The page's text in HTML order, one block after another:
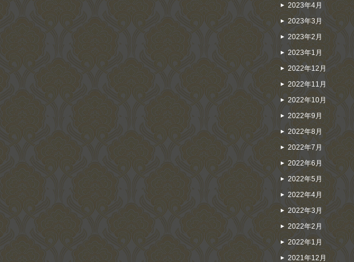
2023年4月
2023年3月
2023年2月
2023年1月
2022年12月
2022年11月
2022年10月
2022年9月
2022年8月
2022年7月
2022年6月
2022年5月
2022年4月
2022年3月
2022年2月
2022年1月
2021年12月